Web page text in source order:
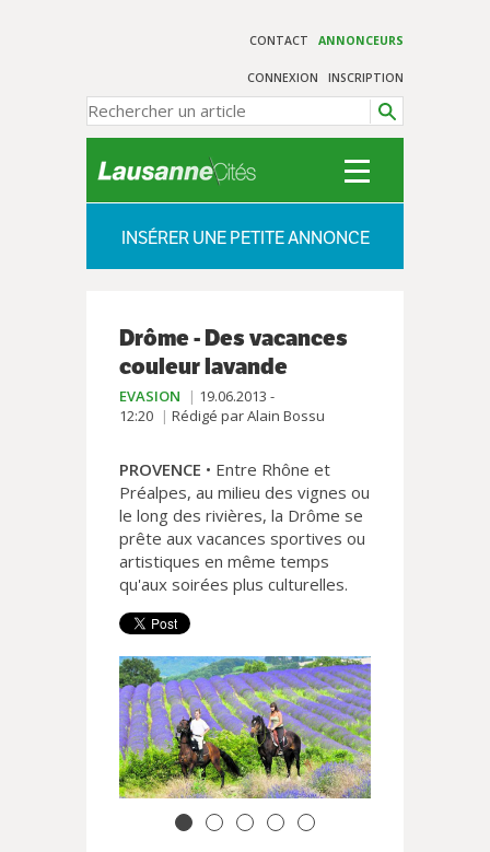
CONTACT ANNONCEURS
CONNEXION INSCRIPTION
INSÉRER UNE PETITE ANNONCE
Drôme - Des vacances
couleur lavande
EVASION
19.06.2013 -
12:20
Rédigé par Alain Bossu
PROVENCE • Entre Rhône et
Préalpes, au milieu des vignes ou
le long des rivières, la Drôme se
prête aux vacances sportives ou
artistiques en même temps
qu'aux soirées plus culturelles.